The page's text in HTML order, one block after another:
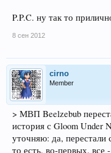
P.P.C. ну так то
8 сен 2012
cirno
Member
> МВП Beelzebub
история с Gloom Under
уточняю: да, перестали
то есть, во-первых, все